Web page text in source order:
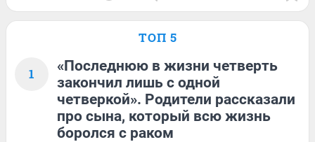
ТОП 5
1
«Последнюю в жизни четверть
закончил лишь с одной
четверкой». Родители рассказали
про сына, который всю жизнь
боролся с раком